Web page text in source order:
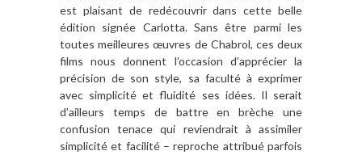
est plaisant de redécouvrir dans cette belle
édition signée Carlotta. Sans être parmi les
toutes meilleures œuvres de Chabrol, ces deux
films nous donnent l’occasion d’apprécier la
précision de son style, sa faculté à exprimer
avec simplicité et fluidité ses idées. Il serait
d’ailleurs temps de battre en brèche une
confusion tenace qui reviendrait à assimiler
simplicité et facilité – reproche attribué parfois